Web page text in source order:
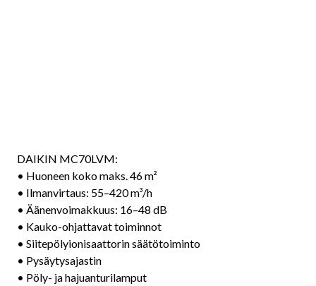
DAIKIN MC70LVM:
• Huoneen koko maks. 46 m²
• Ilmanvirtaus: 55–420 m³/h
• Äänenvoimakkuus: 16–48 dB
• Kauko-ohjattavat toiminnot
• Siitepölyionisaattorin säätötoiminto
• Pysäytysajastin
• Pöly- ja hajuanturilamput